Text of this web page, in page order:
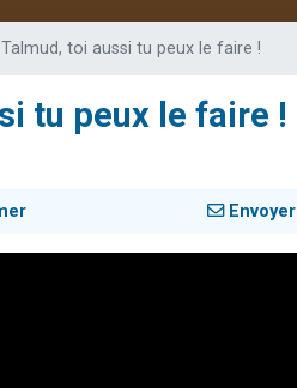
toi aussi tu peux le faire !
tu peux le faire !
Envoyer